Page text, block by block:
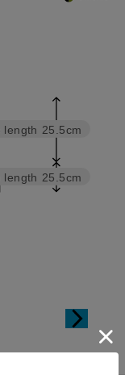
length 25.5cm
length 25.5cm